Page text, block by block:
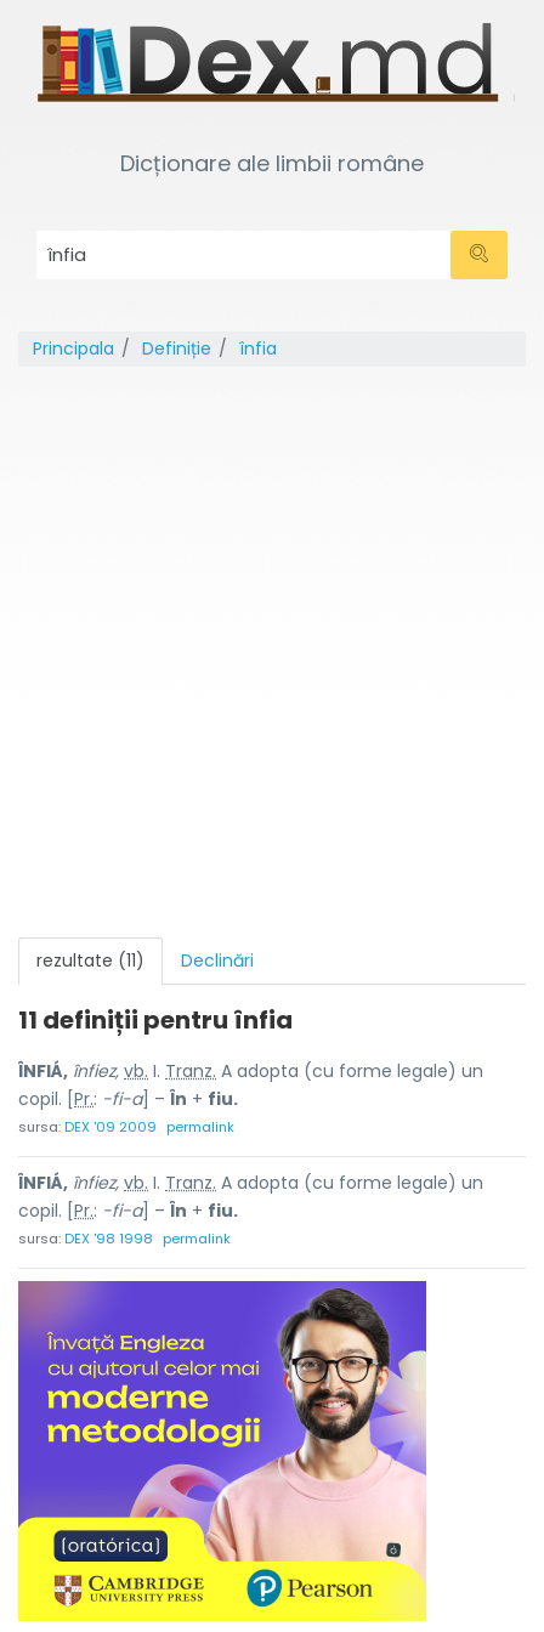
Dicționare ale limbii române
Principala Definiție înfia
rezultate (11) Declinări
11 definiții pentru înfia
ÎNFIÁ, înfiez, vb. I. Tranz. A adopta (cu forme legale) un
copil. [ Pr.: -fi-a] – În + fiu.
sursa:DEX '09 2009 permalink
ÎNFIÁ, înfiez, vb. I. Tranz. A adopta (cu forme legale) un
copil. [ Pr.: -fi-a] – În + fiu.
sursa:DEX '98 1998 permalink